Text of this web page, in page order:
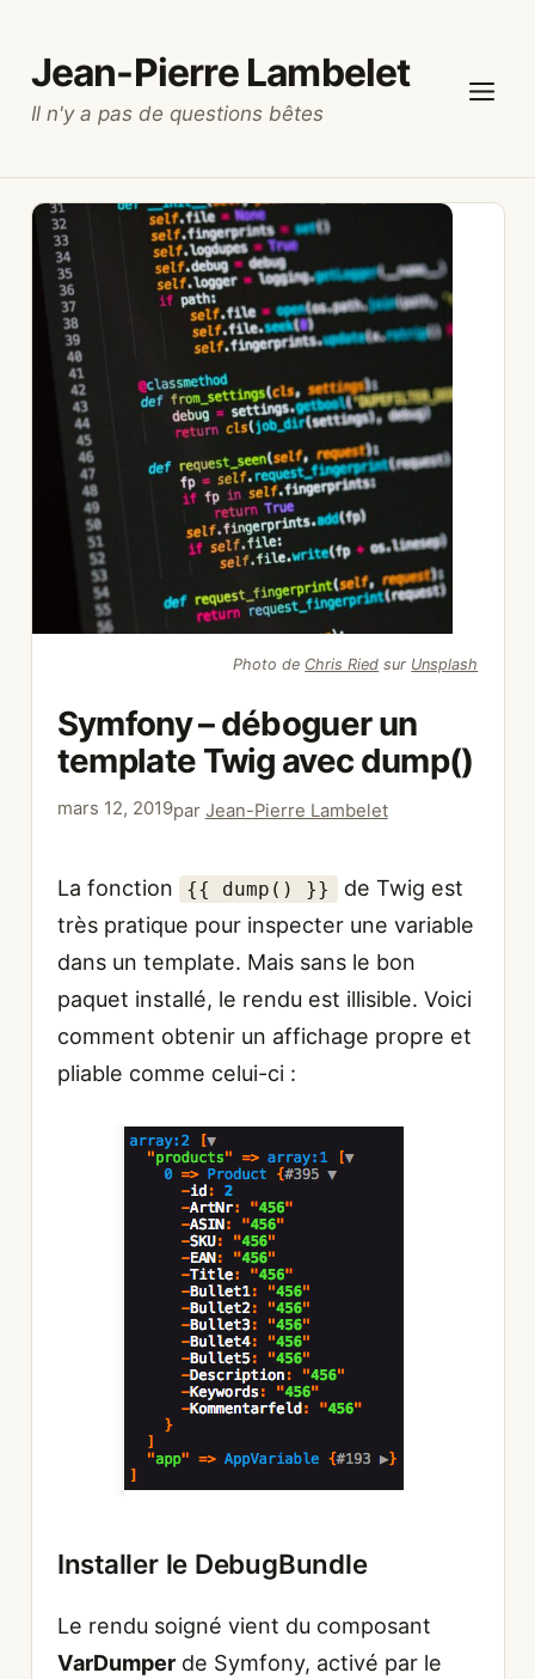
contenu
Jean-Pierre Lambelet
Il n'y a pas de questions bêtes
Photo de Chris Ried sur Unsplash
Symfony – déboguer un
template Twig avec dump()
mars 12, 2019par Jean-Pierre Lambelet
La fonction {{ dump() }}
de Twig est
très pratique pour inspecter une variable
dans un template. Mais sans le bon
paquet installé, le rendu est illisible. Voici
comment obtenir un affichage propre et
pliable comme celui-ci :
Installer le DebugBundle
Le rendu soigné vient du composant
VarDumperde Symfony, activé par le